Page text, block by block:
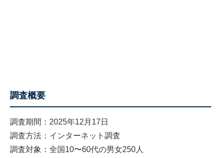
調査概要
調査期間：2025年12月17日
調査方法：インターネット調査
調査対象：全国10〜60代の男女250人